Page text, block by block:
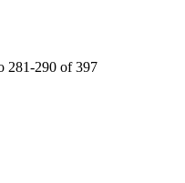
281-290 of 397